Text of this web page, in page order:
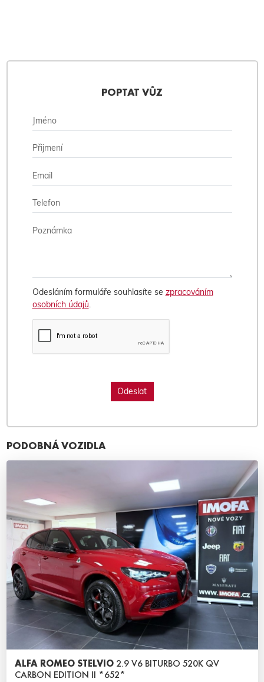
POPTAT VŮZ
Odesláním formuláře souhlasíte se zpracováním
osobních údajů.
PODOBNÁ VOZIDLA
ALFA ROMEO STELVIO 2.9 V6 BITURBO 520K QV
CARBON EDITION II *652*